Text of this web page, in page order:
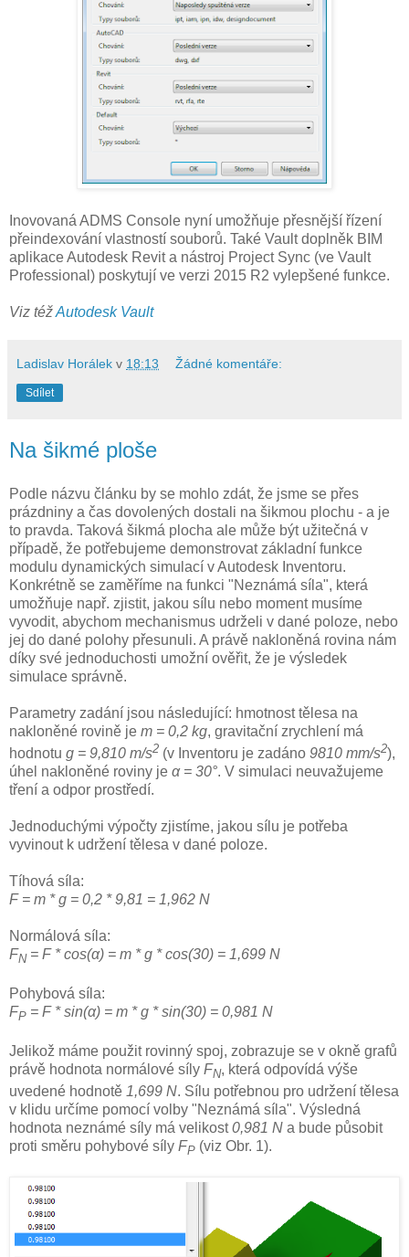
Inovovaná ADMS Console nyní umožňuje přesnější řízení
přeindexování vlastností souborů. Také Vault doplněk BIM
aplikace Autodesk Revit a nástroj Project Sync (ve Vault
Professional) poskytují ve verzi 2015 R2 vylepšené funkce.
Viz téžAutodesk Vault
Ladislav Horálek v 18:13 Žádné komentáře:
Sdílet
Na šikmé ploše
Podle názvu článku by se mohlo zdát, že jsme se přes
prázdniny a čas dovolených dostali na šikmou plochu - a je
to pravda. Taková šikmá plocha ale může být užitečná v
případě, že potřebujeme demonstrovat základní funkce
modulu dynamických simulací v Autodesk Inventoru.
Konkrétně se zaměříme na funkci "Neznámá síla", která
umožňuje např. zjistit, jakou sílu nebo moment musíme
vyvodit, abychom mechanismus udrželi v dané poloze, nebo
jej do dané polohy přesunuli. A právě nakloněná rovina nám
díky své jednoduchosti umožní ověřit, že je výsledek
simulace správně.
Parametry zadání jsou následující: hmotnost tělesa na
nakloněné rovině je m = 0,2 kg, gravitační zrychlení má
hodnotu g = 9,810 m/s2 (v Inventoru je zadáno 9810 mm/s2),
úhel nakloněné roviny je α = 30°. V simulaci neuvažujeme
tření a odpor prostředí.
Jednoduchými výpočty zjistíme, jakou sílu je potřeba
vyvinout k udržení tělesa v dané poloze.
Tíhová síla:
F = m * g = 0,2 * 9,81 = 1,962 N
Normálová síla:
FN= F * cos(α) = m * g * cos(30) = 1,699 N
Pohybová síla:
FP = F * sin(α) = m * g * sin(30) = 0,981 N
Jelikož máme použit rovinný spoj, zobrazuje se v okně grafů
právě hodnota normálové síly FN, která odpovídá výše
uvedené hodnotě 1,699 N. Sílu potřebnou pro udržení tělesa
v klidu určíme pomocí volby "Neznámá síla". Výsledná
hodnota neznámé síly má velikost0,981 N a bude působit
proti směru pohybové síly FP (viz Obr. 1).